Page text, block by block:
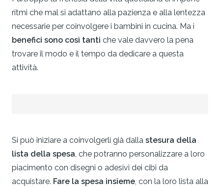
ritmi che mal si adattano alla pazienza e alla lentezza
necessarie per coinvolgere i bambini in cucina. Ma i
benefici sono così tanti che vale davvero la pena
trovare il modo e il tempo da dedicare a questa
attività.
Si può iniziare a coinvolgerli già dalla stesura della
lista della spesa, che potranno personalizzare a loro
piacimento con disegni o adesivi dei cibi da
acquistare. Fare la spesa insieme, con la loro lista alla